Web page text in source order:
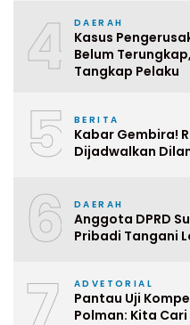
4 DAERAH
Kasus
Belum
Tangkap Pelaku
5 BERITA
Kabar Gembira!
Dijadwalkan
6 DAERAH
Anggota DPRD
Pribadi Tangani
ADVETORIAL
Pantau Uji
Polman: Kita